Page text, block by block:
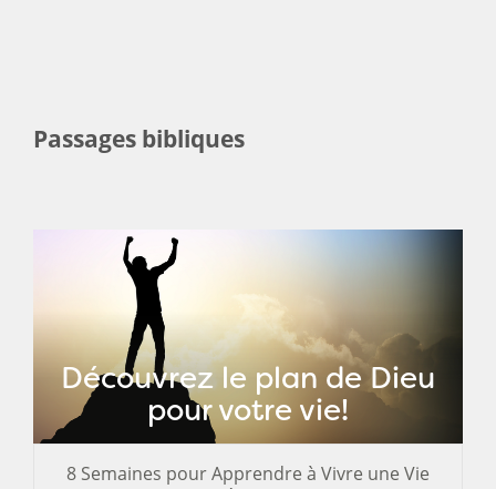
Passages bibliques
Découvrez le plan de Dieu
pour votre vie!
8 Semaines pour Apprendre à Vivre une Vie